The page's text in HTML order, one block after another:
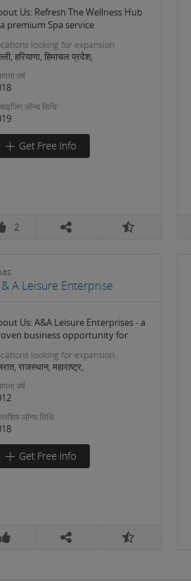
Us: Refresh The Wellness Hub
premium Spa service
looking for expansion
हरियाणा, हिमाचल प्रदेश,
वर्ष
लॉन्च तिथि
2
A Leisure Enterprise
Us: A&A Leisure Enterprises - a
business opportunity for
looking for expansion
राजस्थान, महाराष्ट्र,
वर्ष
लॉन्च तिथि